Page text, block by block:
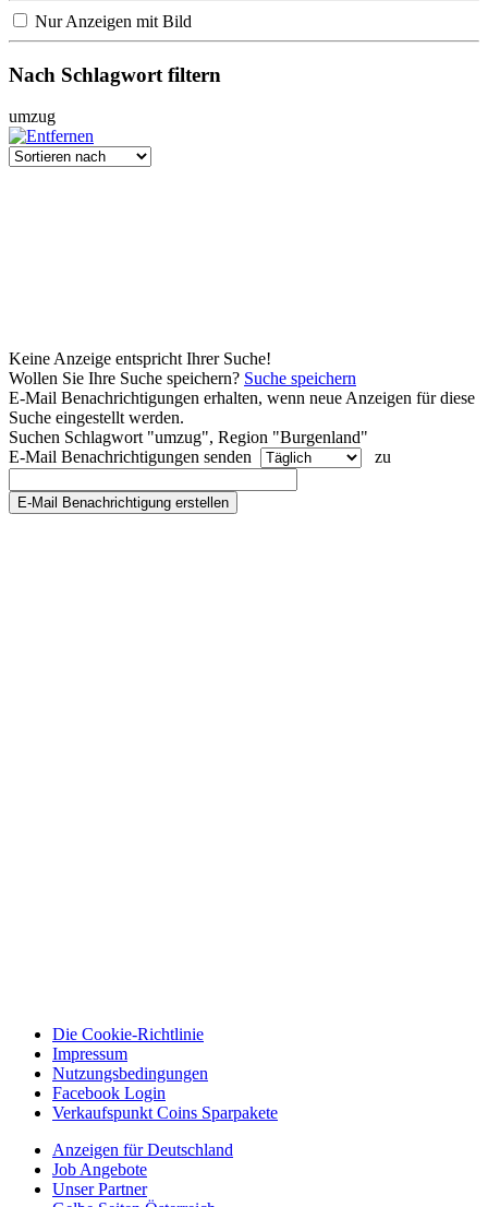
Nur Anzeigen mit Bild
Nach Schlagwort filtern
umzug
Keine Anzeige entspricht Ihrer Suche!
Wollen Sie Ihre Suche speichern? Suche speichern
E-Mail Benachrichtigungen erhalten, wenn neue Anzeigen für diese
Suche eingestellt werden.
Suchen Schlagwort "umzug", Region "Burgenland"
E-Mail Benachrichtigungen senden
zu
Die Cookie-Richtlinie
Impressum
Nutzungsbedingungen
Facebook Login
Verkaufspunkt Coins Sparpakete
Anzeigen für Deutschland
Job Angebote
Unser Partner